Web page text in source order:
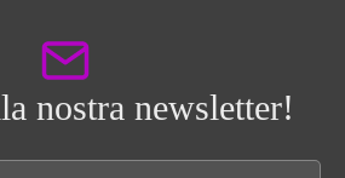
nostra newsletter!